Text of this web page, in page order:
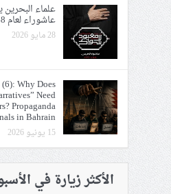
علماء
عاشوراء لعام 1448هـ
28 مايو 2026
Why Does
Need
Propaganda
in Bahrain
15 يونيو 2026
الأكثر زيارة في